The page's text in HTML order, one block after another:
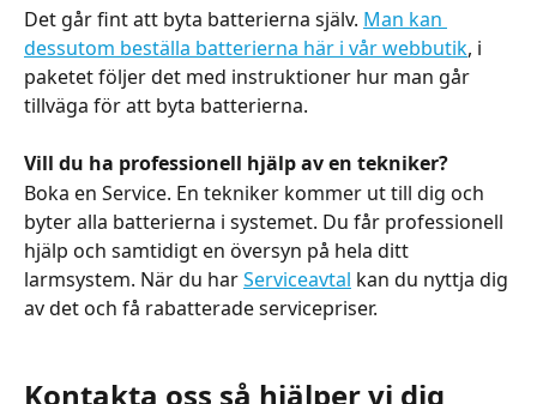
Det går fint att byta batterierna själv. Man kan
dessutom beställa batterierna här i vår webbutik, i
paketet följer det med instruktioner hur man går
tillväga för att byta batterierna.
Vill du ha professionell hjälp av en tekniker?
Boka en Service. En tekniker kommer ut till dig och
byter alla batterierna i systemet. Du får professionell
hjälp och samtidigt en översyn på hela ditt
larmsystem. När du har Serviceavtal kan du nyttja dig
av det och få rabatterade servicepriser.
Kontakta oss så hjälper vi dig